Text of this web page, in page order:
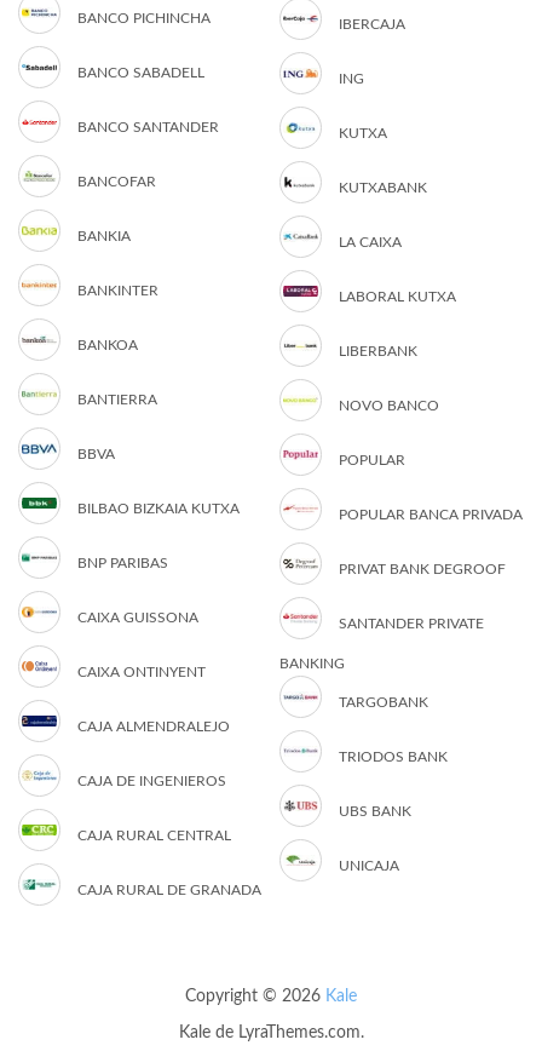
BANCO PICHINCHA
BANCO SABADELL
BANCO SANTANDER
BANCOFAR
BANKIA
BANKINTER
BANKOA
BANTIERRA
BBVA
BILBAO BIZKAIA KUTXA
BNP PARIBAS
CAIXA GUISSONA
CAIXA ONTINYENT
CAJA ALMENDRALEJO
CAJA DE INGENIEROS
CAJA RURAL CENTRAL
CAJA RURAL DE GRANADA
IBERCAJA
ING
KUTXA
KUTXABANK
LA CAIXA
LABORAL KUTXA
LIBERBANK
NOVO BANCO
POPULAR
POPULAR BANCA PRIVADA
PRIVAT BANK DEGROOF
SANTANDER PRIVATE
BANKING
TARGOBANK
TRIODOS BANK
UBS BANK
UNICAJA
Copyright © 2026 Kale
Kalede LyraThemes.com.